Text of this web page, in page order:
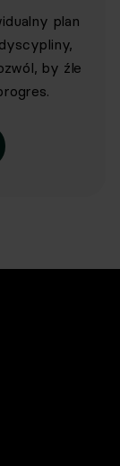
plan
by źle